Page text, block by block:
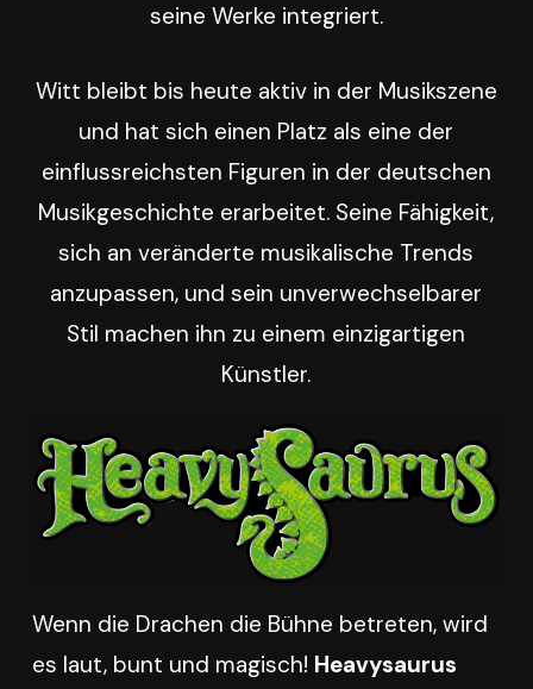
seine Werke integriert.
Witt bleibt bis heute aktiv in der Musikszene
und hat sich einen Platz als eine der
einflussreichsten Figuren in der deutschen
Musikgeschichte erarbeitet. Seine Fähigkeit,
sich an veränderte musikalische Trends
anzupassen, und sein unverwechselbarer
Stil machen ihn zu einem einzigartigen
Künstler.
Wenn die Drachen die Bühne betreten, wird
es laut, bunt und magisch! Heavysaurus